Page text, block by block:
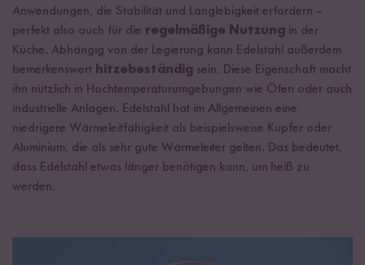
Anwendungen, die Stabilität und Langlebigkeit erfordern –
perfekt also auch für die regelmäßige Nutzung in der
Küche. Abhängig von der Legierung kann Edelstahl außerdem
bemerkenswert hitzebeständig sein. Diese Eigenschaft macht
ihn nützlich in Hochtemperaturumgebungen wie Öfen oder auch
industrielle Anlagen. Edelstahl hat im Allgemeinen eine
niedrigere Wärmeleitfähigkeit als beispielsweise Kupfer oder
Aluminium, die als sehr gute Wärmeleiter gelten. Das bedeutet,
dass Edelstahl etwas länger benötigen kann, um heiß zu
werden.